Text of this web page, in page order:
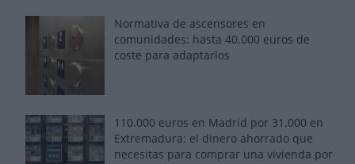
Normativa de ascensores en
comunidades: hasta 40.000 euros de
coste para adaptarlos
110.000 euros en Madrid por 31.000 en
Extremadura: el dinero ahorrado que
necesitas para comprar una vivienda por